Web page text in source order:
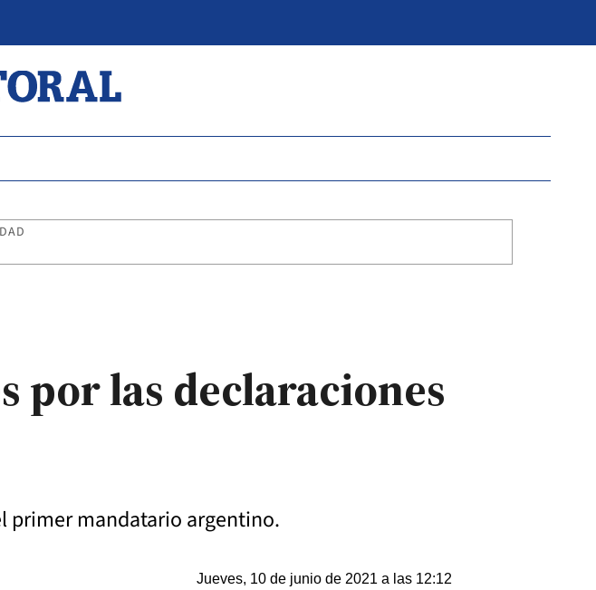
por las declaraciones
primer mandatario argentino.
Jueves, 10 de junio de 2021 a las 12:12